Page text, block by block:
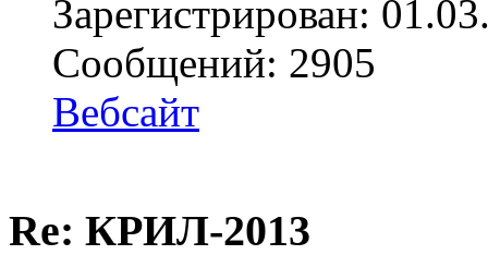
Зарегистрирован:
Сообщений: 2905
Вебсайт
Re: КРИЛ-2013